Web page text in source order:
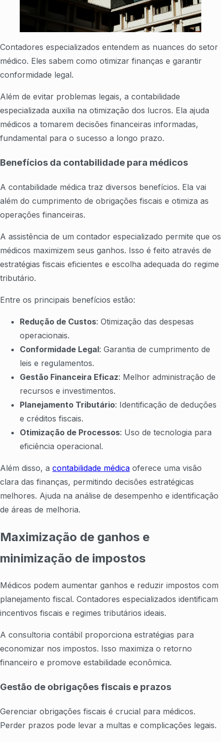
Contadores especializados entendem as nuances do setor
médico. Eles sabem como otimizar finanças e garantir
conformidade legal.
Além de evitar problemas legais, a contabilidade
especializada auxilia na otimização dos lucros. Ela ajuda
médicos a tomarem decisões financeiras informadas,
fundamental para o sucesso a longo prazo.
Benefícios da contabilidade para médicos
A contabilidade médica traz diversos benefícios. Ela vai
além do cumprimento de obrigações fiscais e otimiza as
operações financeiras.
A assistência de um contador especializado permite que os
médicos maximizem seus ganhos. Isso é feito através de
estratégias fiscais eficientes e escolha adequada do regime
tributário.
Entre os principais benefícios estão:
Redução de Custos: Otimização das despesas
operacionais.
Conformidade Legal: Garantia de cumprimento de
leis e regulamentos.
Gestão Financeira Eficaz: Melhor administração de
recursos e investimentos.
Planejamento Tributário: Identificação de deduções
e créditos fiscais.
Otimização de Processos: Uso de tecnologia para
eficiência operacional.
Além disso, a contabilidade médica oferece uma visão
clara das finanças, permitindo decisões estratégicas
melhores. Ajuda na análise de desempenho e identificação
de áreas de melhoria.
Maximização de ganhos e
minimização de impostos
Médicos podem aumentar ganhos e reduzir impostos com
planejamento fiscal. Contadores especializados identificam
incentivos fiscais e regimes tributários ideais.
A consultoria contábil proporciona estratégias para
economizar nos impostos. Isso maximiza o retorno
financeiro e promove estabilidade econômica.
Gestão de obrigações fiscais e prazos
Gerenciar obrigações fiscais é crucial para médicos.
Perder prazos pode levar a multas e complicações legais.